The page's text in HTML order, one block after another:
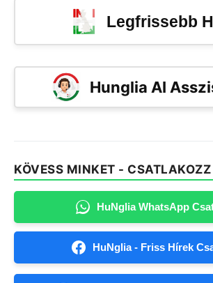
Legfrissebb
Hunglia AI
KÖVESS MINKET - CSATLAKOZZ
HuNglia WhatsApp
HuNglia - Friss Hírek